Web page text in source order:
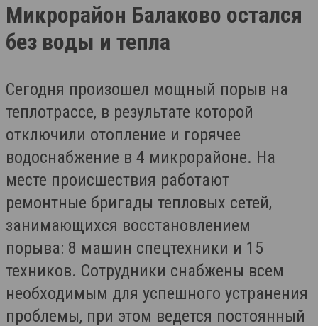
Микрорайон Балаково остался
без воды и тепла
Сегодня произошел мощный порыв на
теплотрассе, в результате которой
отключили отопление и горячее
водоснабжение в 4 микрорайоне. На
месте происшествия работают
ремонтные бригады тепловых сетей,
занимающихся восстановлением
порыва: 8 машин спецтехники и 15
техников. Сотрудники снабжены всем
необходимым для успешного устранения
проблемы, при этом ведется постоянный